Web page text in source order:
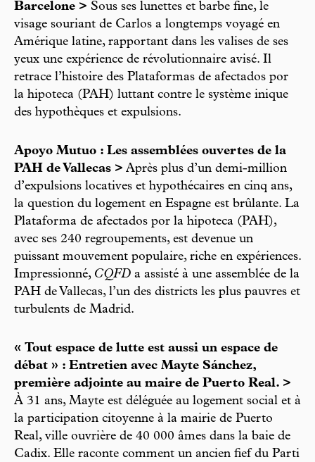
Barcelone > Sous ses lunettes et barbe fine, le
visage souriant de Carlos a longtemps voyagé en
Amérique latine, rapportant dans les valises de ses
yeux une expérience de révolutionnaire avisé. Il
retrace l’histoire des Plataformas de afectados por
la hipoteca (PAH) luttant contre le système inique
des hypothèques et expulsions.
Apoyo Mutuo : Les assemblées ouvertes de la
PAH de Vallecas > Après plus d’un demi-million
d’expulsions locatives et hypothécaires en cinq ans,
la question du logement en Espagne est brûlante. La
Plataforma de afectados por la hipoteca (PAH),
avec ses 240 regroupements, est devenue un
puissant mouvement populaire, riche en expériences.
Impressionné, CQFD a assisté à une assemblée de la
PAH de Vallecas, l’un des districts les plus pauvres et
turbulents de Madrid.
« Tout espace de lutte est aussi un espace de
débat » : Entretien avec Mayte Sánchez,
première adjointe au maire de Puerto Real. >
À 31 ans, Mayte est déléguée au logement social et à
la participation citoyenne à la mairie de Puerto
Real, ville ouvrière de 40 000 âmes dans la baie de
Cadix. Elle raconte comment un ancien fief du Parti